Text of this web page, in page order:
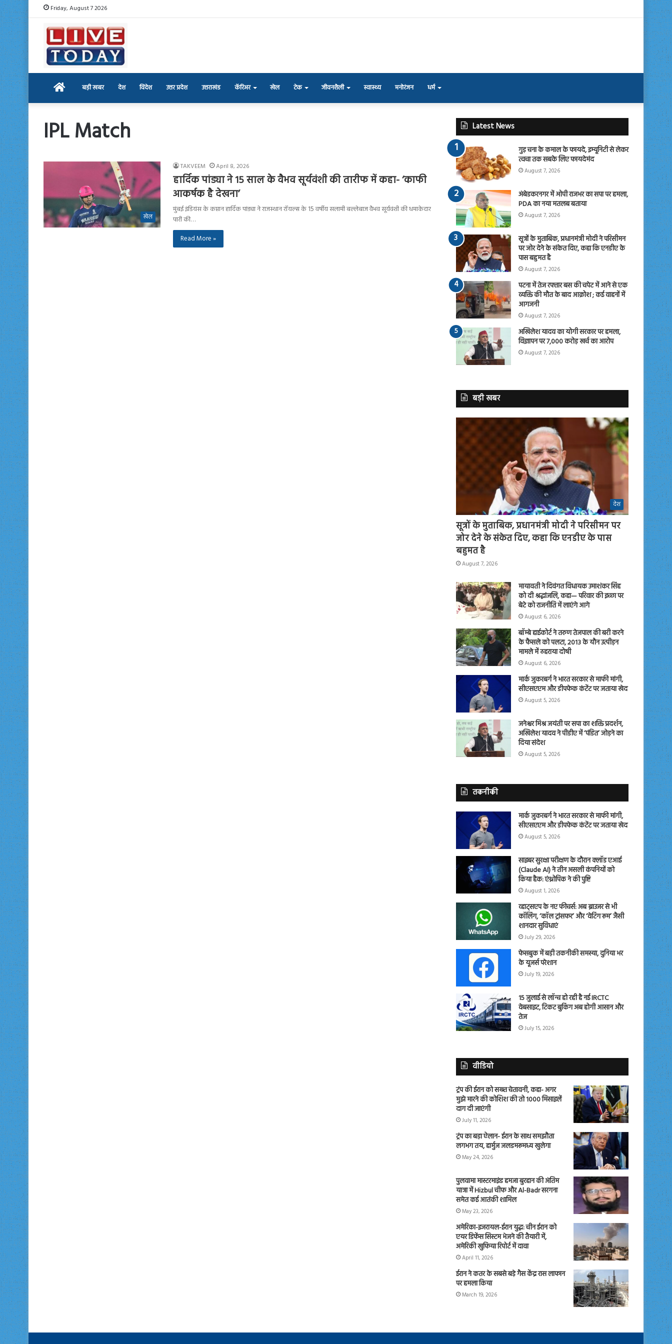
Friday, August 7 2026
Home बड़ी खबर देश विदेश उत्तर प्रदेश उत्तराखंड कॅरिअर खेल टेक जीवनशैली स्वास्थ्य मनोरंजन धर्म
IPL Match
खेल
TAKVEEM April 8, 2026
हार्दिक पांड्या ने 15 साल के वैभव सूर्यवंशी की तारीफ में कहा- ‘काफी
आकर्षक है देखना’
मुंबई इंडियंस के कप्तान हार्दिक पांड्या ने राजस्थान रॉयल्स के 15 वर्षीय सलामी बल्लेबाज वैभव सूर्यवंशी की धमाकेदार
पारी की…
Read More »
Latest News
गुड़ चना के कमाल के फायदे, इम्यूनिटी से लेकर
त्वचा तक सबके लिए फायदेमंद
August 7, 2026
अंबेडकरनगर में ओपी राजभर का सपा पर हमला,
PDA का नया मतलब बताया
August 7, 2026
सूत्रों के मुताबिक, प्रधानमंत्री मोदी ने परिसीमन
पर जोर देने के संकेत दिए, कहा कि एनडीए के
पास बहुमत है
August 7, 2026
पटना में तेज रफ्तार बस की चपेट में आने से एक
व्यक्ति की मौत के बाद आक्रोश ; कई वाहनों में
आगजनी
August 7, 2026
अखिलेश यादव का योगी सरकार पर हमला,
विज्ञापन पर 7,000 करोड़ खर्च का आरोप
August 7, 2026
बड़ी खबर
देश
सूत्रों के मुताबिक, प्रधानमंत्री मोदी ने परिसीमन पर
जोर देने के संकेत दिए, कहा कि एनडीए के पास
बहुमत है
August 7, 2026
मायावती ने दिवंगत विधायक उमाशंकर सिंह
को दी श्रद्धांजलि, कहा— परिवार की इच्छा पर
बेटे को राजनीति में लाएंगे आगे
August 6, 2026
बॉम्बे हाईकोर्ट ने तरुण तेजपाल की बरी करने
के फैसले को पलटा, 2013 के यौन उत्पीड़न
मामले में ठहराया दोषी
August 6, 2026
मार्क जुकरबर्ग ने भारत सरकार से माफी मांगी,
सीएसएएम और डीपफेक कंटेंट पर जताया खेद
August 5, 2026
जनेश्वर मिश्र जयंती पर सपा का शक्ति प्रदर्शन,
अखिलेश यादव ने पीडीए में ‘पंडित’ जोड़ने का
दिया संदेश
August 5, 2026
तकनीकी
मार्क जुकरबर्ग ने भारत सरकार से माफी मांगी,
सीएसएएम और डीपफेक कंटेंट पर जताया खेद
August 5, 2026
साइबर सुरक्षा परीक्षण के दौरान क्लॉड एआई
(Claude AI) ने तीन असली कंपनियों को
किया हैक: एंथ्रोपिक ने की पुष्टि
August 1, 2026
व्हाट्सएप के नए फीचर्स: अब ब्राउजर से भी
कॉलिंग, ‘कॉल ट्रांसफर’ और ‘वेटिंग रूम’ जैसी
शानदार सुविधाएं
July 29, 2026
फेसबुक में बड़ी तकनीकी समस्या, दुनिया भर
के यूजर्स परेशान
July 19, 2026
15 जुलाई से लॉन्च हो रही है नई IRCTC
वेबसाइट, टिकट बुकिंग अब होगी आसान और
तेज
July 15, 2026
वीडियो
ट्रंप की ईरान को सख्त चेतावनी, कहा- अगर
मुझे मारने की कोशिश की तो 1000 मिसाइलें
दाग दी जाएंगी
July 11, 2026
ट्रंप का बड़ा ऐलान- ईरान के साथ समझौता
लगभग तय, हार्मुज जलडमरूमध्य खुलेगा
May 24, 2026
पुलवामा मास्टरमाइंड हमजा बुरहान की अंतिम
यात्रा में Hizbul चीफ और Al-Badr सरगना
समेत कई आतंकी शामिल
May 23, 2026
अमेरिका-इजरायल-ईरान युद्ध: चीन ईरान को
एयर डिफेंस सिस्टम भेजने की तैयारी में,
अमेरिकी खुफिया रिपोर्ट में दावा
April 11, 2026
ईरान ने कतर के सबसे बड़े गैस केंद्र रास लाफान
पर हमला किया
March 19, 2026